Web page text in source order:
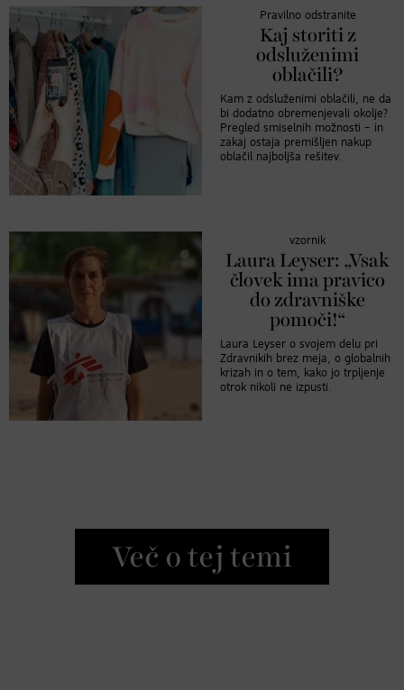
Pravilno odstranite
Kaj storiti z
odsluženimi
oblačili?
Kam z odsluženimi oblačili, ne da
bi dodatno obremenjevali okolje?
Pregled smiselnih možnosti – in
zakaj ostaja premišljen nakup
oblačil najboljša rešitev.
vzornik
Laura Leyser: „Vsak
človek ima pravico
do zdravniške
pomoči!“
Laura Leyser o svojem delu pri
Zdravnikih brez meja, o globalnih
krizah in o tem, kako jo trpljenje
otrok nikoli ne izpusti.
Več o tej temi